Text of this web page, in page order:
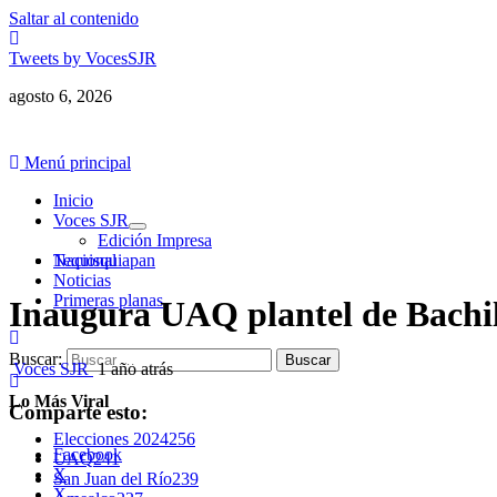
Saltar al contenido
Tweets by VocesSJR
agosto 6, 2026
Menú principal
Inicio
Voces SJR
Edición Impresa
Nacional
Noticias
Primeras planas
Buscar:
Lo Más Viral
Elecciones 2024256
UAQ241
San Juan del Río239
Tequisquiapan
Inaugura UAQ plantel de
Voces SJR1 año atrás
Comparte esto:
Facebook
X